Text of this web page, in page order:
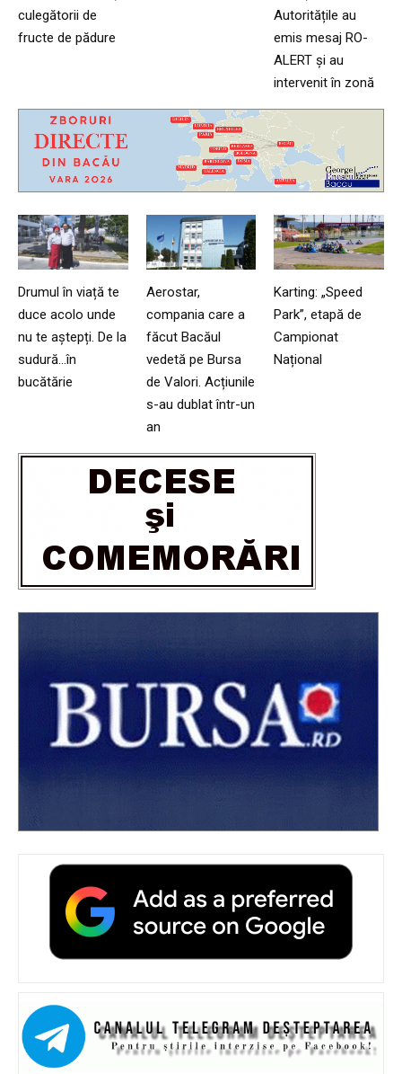
culegătorii de
fructe de pădure
Autoritățile au
emis mesaj RO-
ALERT și au
intervenit în zonă
Drumul în viață te
duce acolo unde
nu te aștepți. De la
sudură…în
bucătărie
Aerostar,
compania care a
făcut Bacăul
vedetă pe Bursa
de Valori. Acțiunile
s-au dublat într-un
an
Karting: „Speed
Park”, etapă de
Campionat
Național